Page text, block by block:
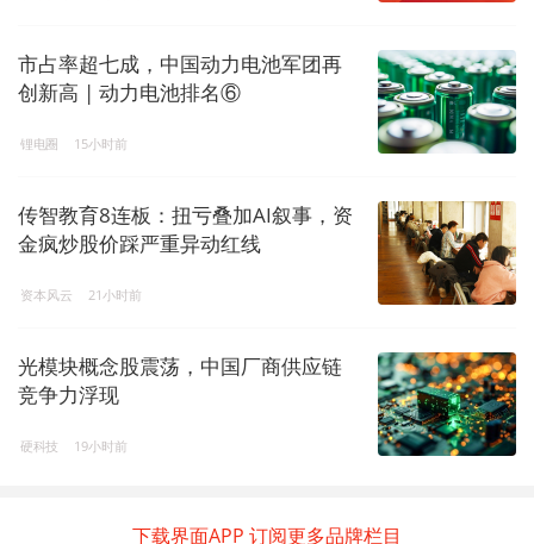
市占率超七成，中国动力电池军团再
创新高 | 动力电池排名⑥
锂电圈 15小时前
传智教育8连板：扭亏叠加AI叙事，资
金疯炒股价踩严重异动红线
资本风云 21小时前
光模块概念股震荡，中国厂商供应链
竞争力浮现
硬科技 19小时前
下载界面APP 订阅更多品牌栏目